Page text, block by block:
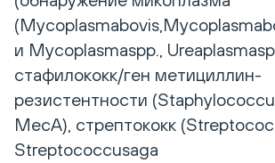
и Mycoplasmaspp.,
стафилококк/ген метициллин-
резистентности
MecA), стрептококк
Streptococcusaga